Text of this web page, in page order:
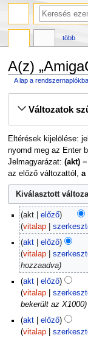
A(z)
A lap a
Változatok
Eltérések kijelölése:
nyomd meg az Enter
Jelmagyarázat: (akt)=
az előző változattól, a
2010.
szeptember
akt előző
vitalap
N
n
c
s
s
z
e
r
akt előző
vitalap
hozzaadva
akt
előző
vitalap
bekerült az X1000
2007.
december
akt előző
vitalap
több